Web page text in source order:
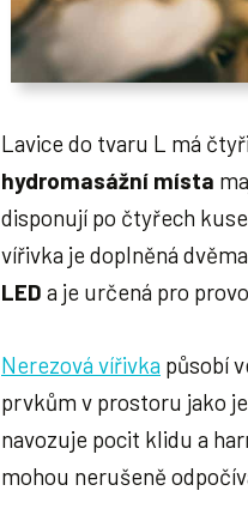
Lavice do tvaru L má
hydromasážní místa
disponují po čtyřech
vířivka je doplněná
LED a je určená pro
Nerezová vířivka působí
prvkům v prostoru jako
navozuje pocit klidu a
mohou nerušeně